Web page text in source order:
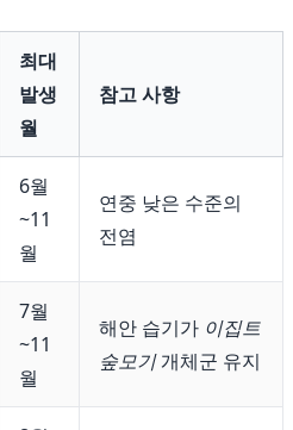
최대
발생
월
참고 사항
6월
~11
월
연중 낮은 수준의
전염
7월
~11
월
해안 습기가 이집트
숲모기개체군 유지